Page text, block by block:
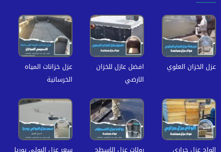
عزل الخزان العلوي
افضل عازل للخزان
الارضي
عزل خزانات المياه
الخرسانية